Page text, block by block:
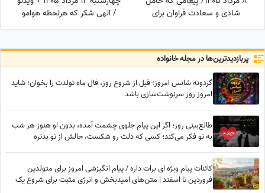
شادی و سعادت فراوان برای
شماست ، به شما خواهد رسید
/ الهی شکر که هرلحظه هوامو
داشتی؛ حتی لحظاتی که خودم
پربازدید‌ترین‌ها در مجله خانواده
گردونه شانس امروز؛ قبل از شروع روز، فال ماه تولدت را بخوان؛ شاید
امروز روز سرنوشت‌سازی باشد
طالع‌بینی روز؛ اگر این پیام جلوی چشمت آمده، بدون او هنوز هر شب
به تو فکر می‌کند؛ کسی که دلت رو شکست، حالش از تو بدتره
کائنات پیام ویژه ای برات داره / پیام انگیزشی امروز برای متولدین
فروردین تا اسفند | متن‌های امیدبخش و انرژی مثبت برای شروع یک